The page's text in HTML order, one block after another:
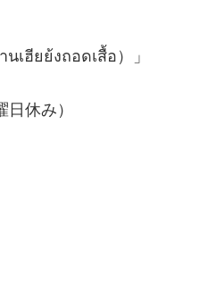
นเฮียย้งถอดเสื้อ）」
休み）